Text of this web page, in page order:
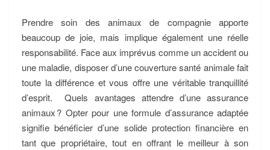
Prendre soin des animaux de compagnie apporte
beaucoup de joie, mais implique également une réelle
responsabilité. Face aux imprévus comme un accident ou
une maladie, disposer d’une couverture santé animale fait
toute la différence et vous offre une véritable tranquillité
d’esprit. Quels avantages attendre d’une assurance
animaux ? Opter pour une formule d’assurance adaptée
signifie bénéficier d’une solide protection financière en
tant que propriétaire, tout en offrant le meilleur à son